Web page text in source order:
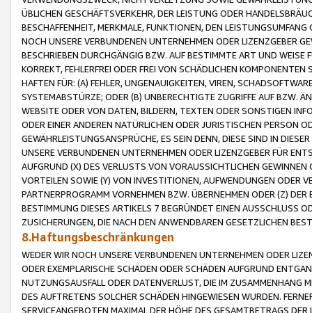
ÜBLICHEN GESCHÄFTSVERKEHR, DER LEISTUNG ODER
BESCHAFFENHEIT, MERKMALE, FUNKTIONEN, DEN
NOCH UNSERE VERBUNDENEN UNTERNEHMEN ODER LIZENZGEBER
BESCHRIEBEN DURCHGÄNGIG BZW. AUF BESTIMMTE ART UND
KORREKT, FEHLERFREI ODER FREI VON SCHÄDLICHEN
HAFTEN FÜR: (A) FEHLER, UNGENAUIGKEITEN, VIREN,
SYSTEMABSTÜRZE; ODER (B) UNBERECHTIGTE ZUGRIFFE AUF BZW.
WEBSITE ODER VON DATEN, BILDERN, TEXTEN ODER SONSTIGEN
ODER EINER ANDEREN NATÜRLICHEN ODER JURISTISCHEN PERSON
GEWÄHRLEISTUNGSANSPRÜCHE, ES SEIN DENN, DIESE SIND IN
UNSERE VERBUNDENEN UNTERNEHMEN ODER LIZENZGEBER FÜR
AUFGRUND (X) DES VERLUSTS VON VORAUSSICHTLICHEN
VORTEILEN SOWIE (Y) VON INVESTITIONEN, AUFWENDUNGEN ODER
PARTNERPROGRAMM VORNEHMEN BZW. ÜBERNEHMEN ODER (Z)
BESTIMMUNG DIESES ARTIKELS 7 BEGRÜNDET EINEN AUSSCHLUSS
ZUSICHERUNGEN, DIE NACH DEN ANWENDBAREN GESETZLICHEN
8.Haftungsbeschränkungen
WEDER WIR NOCH UNSERE VERBUNDENEN UNTERNEHMEN ODER
ODER EXEMPLARISCHE SCHÄDEN ODER SCHÄDEN AUFGRUND
NUTZUNGSAUSFALL ODER DATENVERLUST, DIE IM ZUSAMMENHANG
DES AUFTRETENS SOLCHER SCHÄDEN HINGEWIESEN WURDEN.
SERVICEANGEBOTEN MAXIMAL DER HÖHE DES GESAMTBETRAGS